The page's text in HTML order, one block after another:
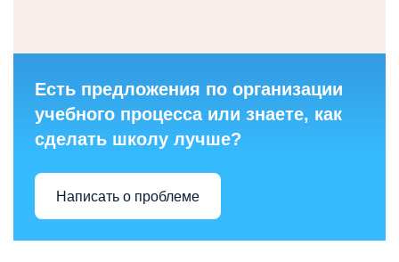
Есть предложения по организации
учебного процесса или знаете, как
сделать школу лучше?
Написать о проблеме